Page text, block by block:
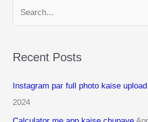
e
r
h
f
Recent Posts
Instagram par full photo kaise
2024